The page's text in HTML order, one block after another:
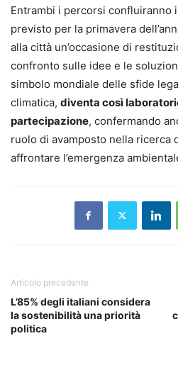
Entrambi i percorsi confluiranno
previsto per la primavera
alla città un’occasione di
confronto sulle idee e le
simbolo mondiale delle sfide
climatica, diventa così
partecipazione, confermando
ruolo di avamposto nella ricerca
affrontare l’emergenza
Articolo precedente
L’85% degli italiani considera
la sostenibilità una priorità
politica